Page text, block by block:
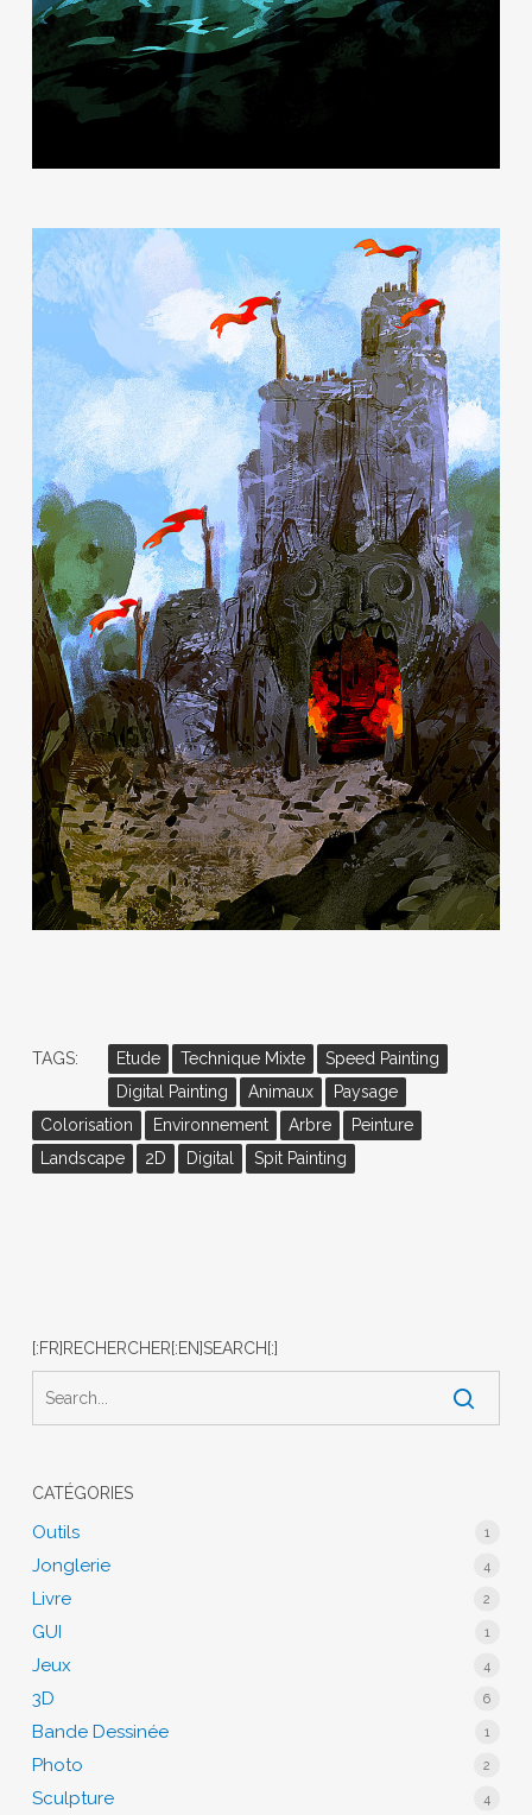
TAGS: Etude Technique Mixte
Speed Painting
Digital Painting
Animaux
Paysage
Colorisation
Environnement Arbre
Peinture
Landscape
2D Digital Spit Painting
[:FR]RECHERCHER[:EN]SEARCH[:]
CATÉGORIES
Outils 1
Jonglerie 4
Livre 2
GUI 1
Jeux 4
3D 6
Bande Dessinée 1
Photo 2
Sculpture 4